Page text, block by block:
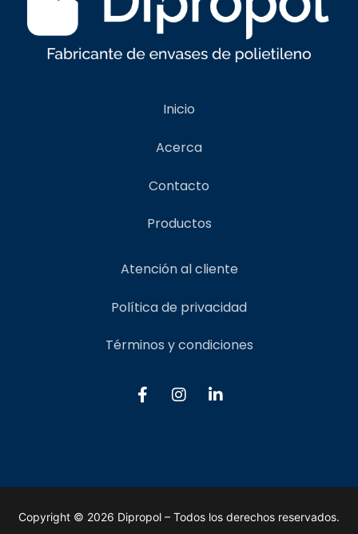
Inicio
Acerca
Contacto
Productos
Atención al cliente
Política de privacidad
Términos y condiciones
Copyright © 2026 Dipropol – Todos los derechos reservados.